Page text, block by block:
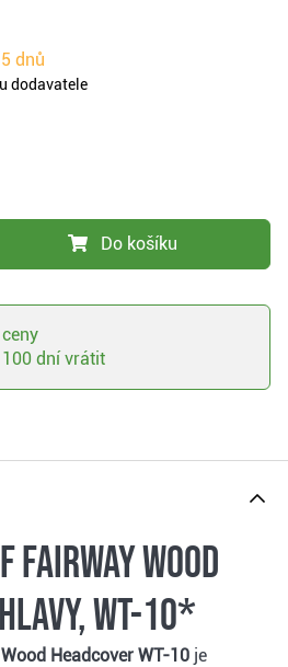
5 dnů
dodavatele
Do košíku
dní vrátit
Fairway Wood
WT-10*
Headcover WT-10 je